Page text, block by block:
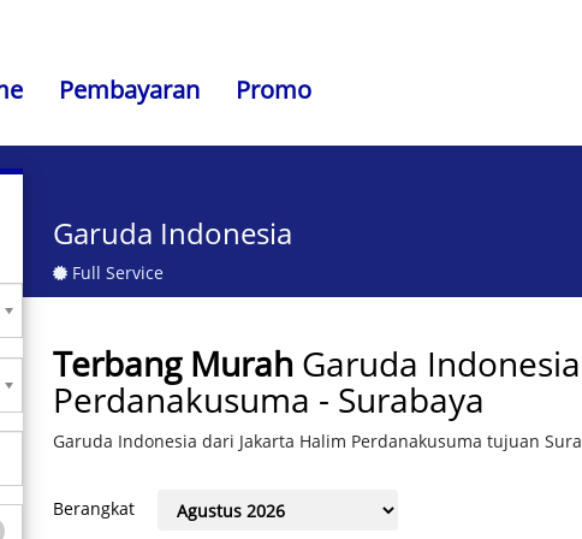
Pembayaran Promo
Garuda Indonesia
Full Service
Terbang Murah Garuda
Perdanakusuma - Surabaya
Garuda Indonesia dari Jakarta Halim Perdanakusuma tujuan
Berangkat